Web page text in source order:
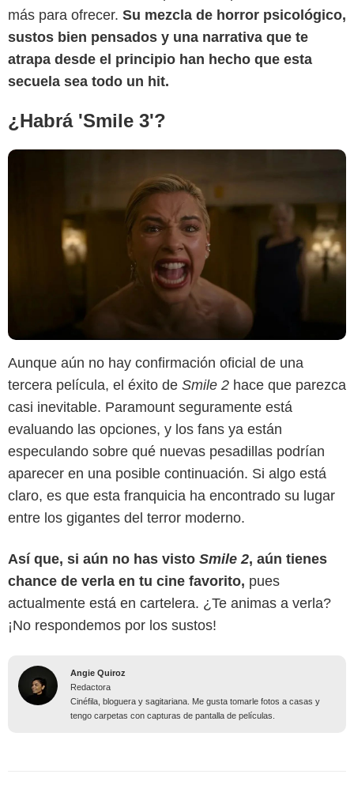
más para ofrecer. Su mezcla de horror psicológico,
sustos bien pensados y una narrativa que te
atrapa desde el principio han hecho que esta
secuela sea todo un hit.
¿Habrá 'Smile 3'?
Aunque aún no hay confirmación oficial de una
tercera película, el éxito de Smile 2 hace que parezca
casi inevitable. Paramount seguramente está
evaluando las opciones, y los fans ya están
especulando sobre qué nuevas pesadillas podrían
aparecer en una posible continuación. Si algo está
claro, es que esta franquicia ha encontrado su lugar
entre los gigantes del terror moderno.
Así que, si aún no has visto Smile 2, aún tienes
chance de verla en tu cine favorito, pues
actualmente está en cartelera. ¿Te animas a verla?
¡No respondemos por los sustos!
Angie Quiroz
Redactora
Cinéfila, bloguera y sagitariana. Me gusta tomarle fotos a casas y
tengo carpetas con capturas de pantalla de películas.